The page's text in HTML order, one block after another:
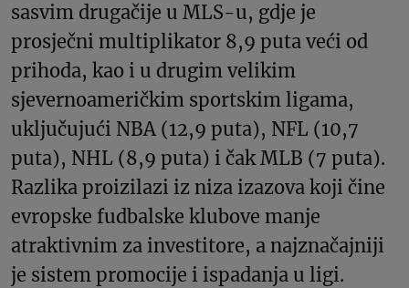
sasvim drugačije u MLS-u, gdje je
prosječni multiplikator 8,9 puta veći od
prihoda, kao i u drugim velikim
sjevernoameričkim sportskim ligama,
uključujući NBA (12,9 puta), NFL (10,7
puta), NHL (8,9 puta) i čak MLB (7 puta).
Razlika proizilazi iz niza izazova koji čine
evropske fudbalske klubove manje
atraktivnim za investitore, a najznačajniji
je sistem promocije i ispadanja u ligi.